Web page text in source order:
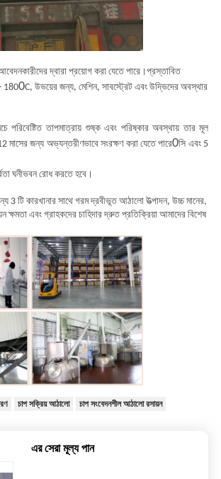
দ্বারা প্রয়োগ করা যেতে পারে।প্রস্তাবিত
1800C, উভয়ের জন্য, মেশিন, সাবস্ট্রেট এবং উদ্ভিদের অবস্থার
তাপমাত্রায় শুষ্ক এবং পরিষ্কার অবস্থায় তার মূল
মাসের জন্য অভ্যন্তরীণভাবে সংরক্ষণ করা যেতে পারে0সি এবং 5
ঘনীভবন রোধ করতে হবে।
3 টি কারখানার সাথে গরম দ্রবীভূত আঠালো উত্পাদন, উচ্চ মানের,
ক্ষমতা এবং গ্রাহকদের চাহিদার দ্রুত প্রতিক্রিয়া আমাদের বিশেষ
চাপ সক্রিয় আঠালো চাপ সংবেদনশীল আঠালো রসায়ন
এর সেরা মূল্য পান